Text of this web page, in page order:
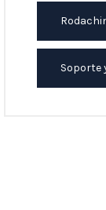
Soporte